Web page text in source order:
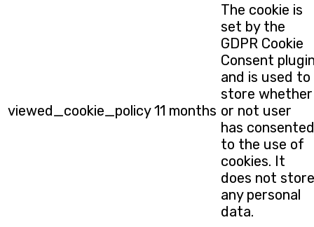
viewed_cookie_policy11 months
The cookie is
set by the
GDPR Cookie
Consent
and is used to
store whether
or not user
has consented
to the use of
cookies. It
does not store
any personal
data.